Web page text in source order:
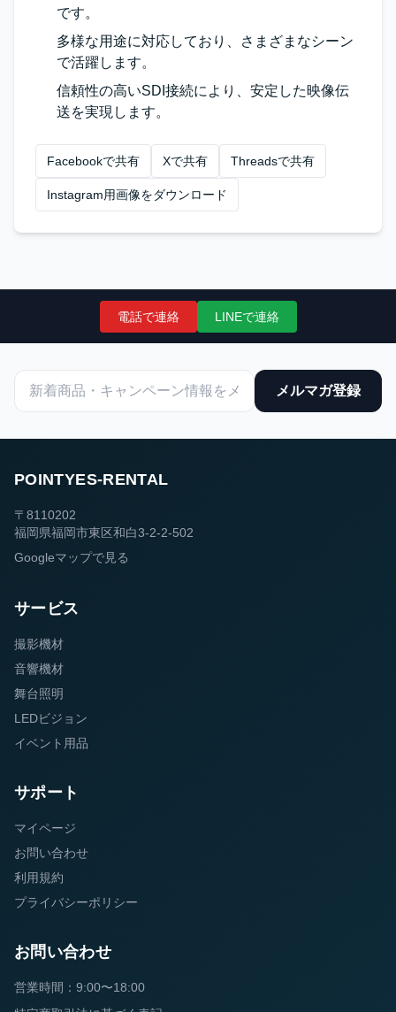
です。
多様な用途に対応しており、さまざまなシーン
で活躍します。
信頼性の高いSDI接続により、安定した映像伝
送を実現します。
Facebookで共有 Xで共有 Threadsで共有
Instagram用画像をダウンロード
電話で連絡 LINEで連絡
メルマガ登録
POINTYES-RENTAL
〒8110202
福岡県福岡市東区和白3-2-2-502
Googleマップで見る
サービス
撮影機材
音響機材
舞台照明
LEDビジョン
イベント用品
サポート
マイページ
お問い合わせ
利用規約
プライバシーポリシー
お問い合わせ
営業時間：9:00〜18:00